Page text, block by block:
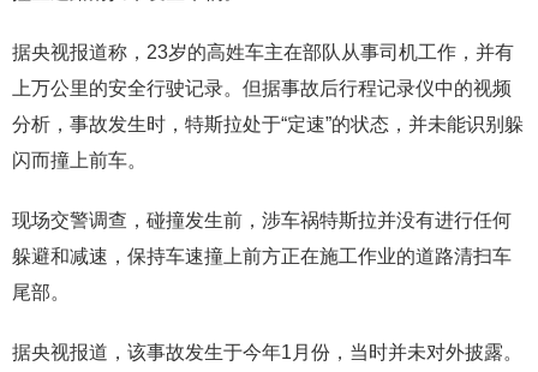
据央视报道称，23岁的高姓车主在部队从事司机工作，并有
上万公里的安全行驶记录。但据事故后行程记录仪中的视频
分析，事故发生时，特斯拉处于“定速”的状态，并未能识别躲
闪而撞上前车。
现场交警调查，碰撞发生前，涉车祸特斯拉并没有进行任何
躲避和减速，保持车速撞上前方正在施工作业的道路清扫车
尾部。
据央视报道，该事故发生于今年1月份，当时并未对外披露。